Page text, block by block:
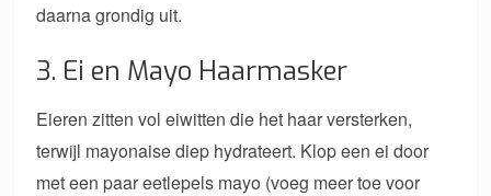
daarna grondig uit.
3. Ei en Mayo Haarmasker
Eieren zitten vol eiwitten die het haar versterken,
terwijl mayonaise diep hydrateert. Klop een ei door
met een paar eetlepels mayo (voeg meer toe voor